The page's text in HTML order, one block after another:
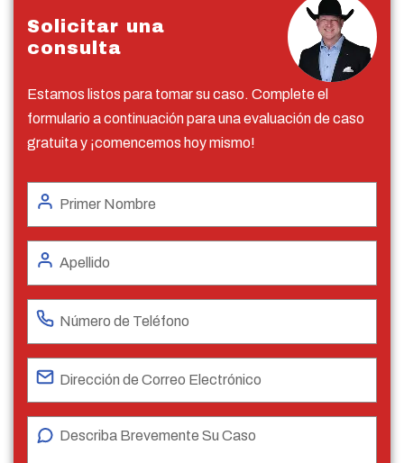
Solicitar una
consulta
Estamos listos para tomar su caso. Complete el
formulario a continuación para una evaluación de caso
gratuita y ¡comencemos hoy mismo!